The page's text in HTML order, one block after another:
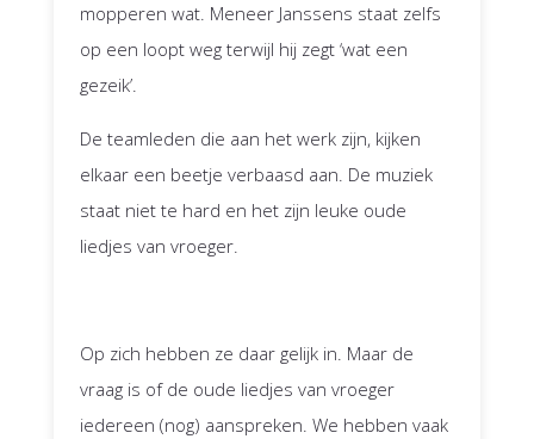
mopperen wat. Meneer Janssens staat zelfs
op een loopt weg terwijl hij zegt ‘wat een
gezeik’.
De teamleden die aan het werk zijn, kijken
elkaar een beetje verbaasd aan. De muziek
staat niet te hard en het zijn leuke oude
liedjes van vroeger.
Op zich hebben ze daar gelijk in. Maar de
vraag is of de oude liedjes van vroeger
iedereen (nog) aanspreken. We hebben vaak